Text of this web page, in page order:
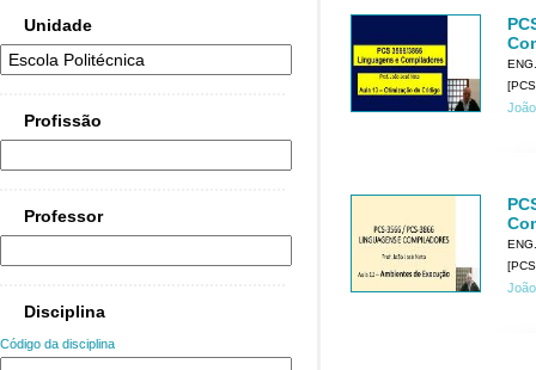
Unidade
Profissão
Professor
Disciplina
Código da disciplina